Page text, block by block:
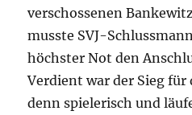
verschossenen
musste SVJ-
höchster Not den
Verdient war der Sieg für
denn spielerisch und